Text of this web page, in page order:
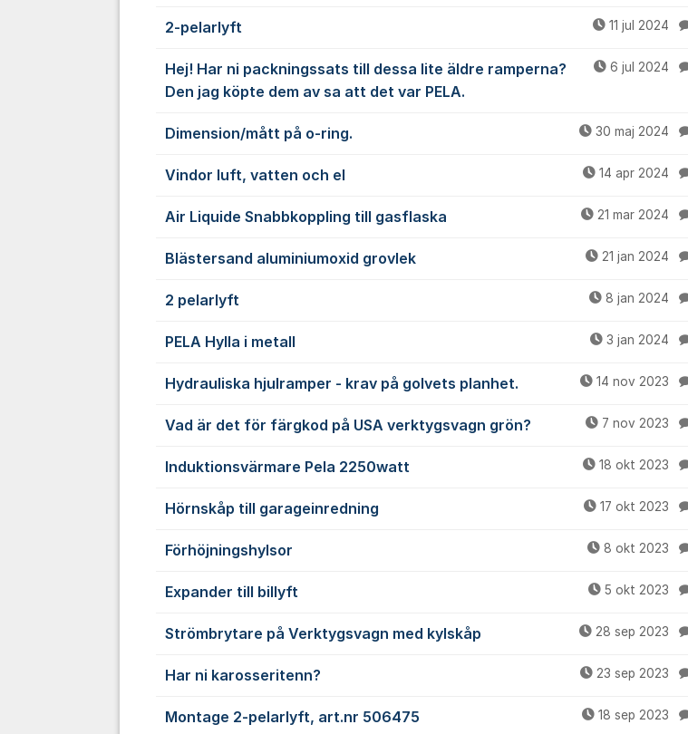
2-pelarlyft 11 jul 2024
Hej! Har ni packningssats till dessa lite äldre ramperna?
Den jag köpte dem av sa att det var PELA.
6 jul 2024
Dimension/mått på o-ring. 30 maj 2024
Vindor luft, vatten och el 14 apr 2024
Air Liquide Snabbkoppling till gasflaska 21 mar 2024
Blästersand aluminiumoxid grovlek 21 jan 2024
2 pelarlyft 8 jan 2024
PELA Hylla i metall 3 jan 2024
Hydrauliska hjulramper - krav på golvets planhet. 14 nov 2023
Vad är det för färgkod på USA verktygsvagn grön? 7 nov 2023
Induktionsvärmare Pela 2250watt 18 okt 2023
Hörnskåp till garageinredning 17 okt 2023
Förhöjningshylsor 8 okt 2023
Expander till billyft 5 okt 2023
Strömbrytare på Verktygsvagn med kylskåp 28 sep 2023
Har ni karosseritenn? 23 sep 2023
Montage 2-pelarlyft, art.nr 506475 18 sep 2023